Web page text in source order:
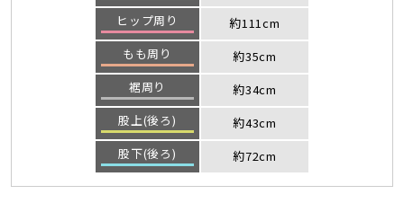
ヒップ周り
約111cm
もも周り
約35cm
裾周り
約34cm
股上(後ろ)
約43cm
股下(後ろ)
約72cm